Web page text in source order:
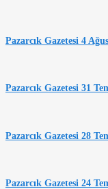
Pazarcık Gazetesi 4
Pazarcık Gazetesi 31
Pazarcık Gazetesi 28
Pazarcık Gazetesi 24